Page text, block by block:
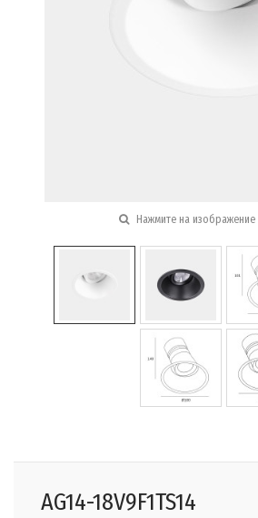
Нажмите на изображение
AG14-18V9F1TS14